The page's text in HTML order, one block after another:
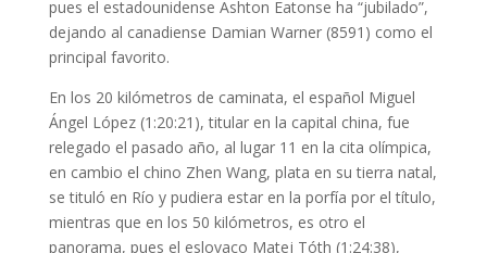
pues el estadounidense Ashton Eatonse ha “jubilado”,
dejando al canadiense Damian Warner (8591) como el
principal favorito.
En los 20 kilómetros de caminata, el español Miguel
Ángel López (1:20:21), titular en la capital china, fue
relegado el pasado año, al lugar 11 en la cita olímpica,
en cambio el chino Zhen Wang, plata en su tierra natal,
se tituló en Río y pudiera estar en la porfía por el título,
mientras que en los 50 kilómetros, es otro el
panorama, pues el eslovaco Matej Tóth (1:24:38),